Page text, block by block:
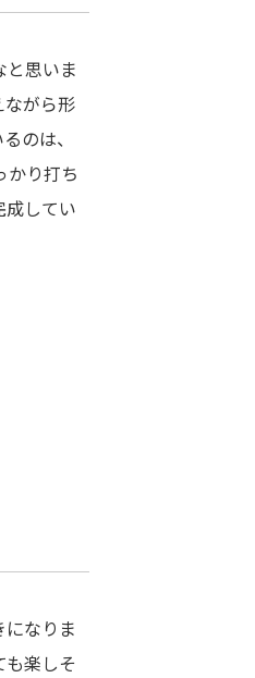
と思いま
ながら形
のは、
かり打ち
成してい
なりま
も楽しそ